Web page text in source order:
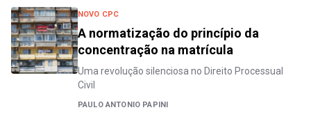
NOVO CPC
A normatização do princípio da
concentração na matrícula
Uma revolução silenciosa no Direito Processual
Civil
PAULO ANTONIO PAPINI